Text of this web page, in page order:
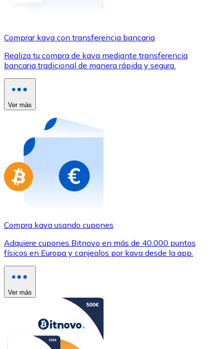
Utiliza tarjetas Visa y Mastercard para comprar
Comprar con tarjeta
Compra tarjetas regalo de tus marcas favoritas con
Ir a la tienda de tarjetas regalo
Comprar kava con transferencia bancaria
Realiza tu compra de kava mediante transferencia
bancaria tradicional de manera rápida y segura.
Ver más
Compra kava usando cupones
Adquiere cupones Bitnovo en más de 40.000 puntos
físicos en Europa y canjealos por kava desde la app.
Ver más